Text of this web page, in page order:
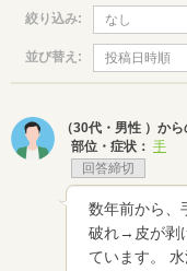
絞り込み:
並び替え:
（30代・男性 ）か
部位・症状： 手
回答締切
数年前から、
破れ→皮が剥
ています。